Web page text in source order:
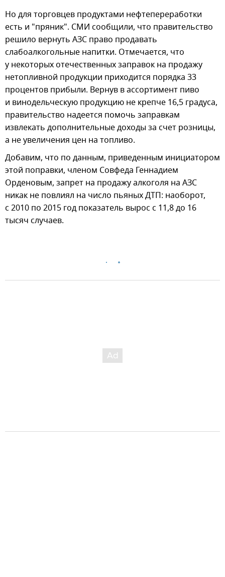
Но для торговцев продуктами нефтепереработки
есть и "пряник". СМИ сообщили, что правительство
решило вернуть АЗС право продавать
слабоалкогольные напитки. Отмечается, что
у некоторых отечественных заправок на продажу
нетопливной продукции приходится порядка 33
процентов прибыли. Вернув в ассортимент пиво
и винодельческую продукцию не крепче 16,5 градуса,
правительство надеется помочь заправкам
извлекать дополнительные доходы за счет розницы,
а не увеличения цен на топливо.
Добавим, что по данным, приведенным инициатором
этой поправки, членом Совфеда Геннадием
Орденовым, запрет на продажу алкоголя на АЗС
никак не повлиял на число пьяных ДТП: наоборот,
с 2010 по 2015 год показатель вырос с 11,8 до 16
тысяч случаев.